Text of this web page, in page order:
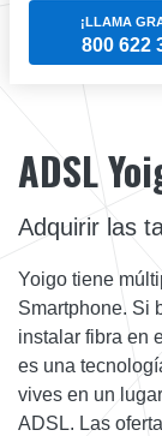
¡LLAMA
800 622
ADSL
Adquirir las
Yoigo tiene
Smartphone. Si
instalar fibra en
es una
vives en un
ADSL. Las